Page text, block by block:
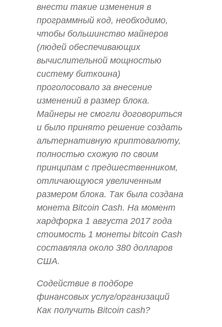
внести такие изменения в
программный код, необходимо,
чтобы большинство майнеров
(людей обеспечивающих
вычислительной мощностью
систему биткоина)
проголосовало за внесение
изменений в размер блока.
Майнеры не смогли договориться
и было принято решение создать
альтернативную криптовалюту,
полностью схожую по своим
принципам с предшественником,
отличающуюся увеличенным
размером блока. Так была создана
монета Bitcoin Cash. На момент
хардфорка 1 августа 2017 года
стоимость 1 монеты bitcoin Cash
составляла около 380 долларов
США.
Содействие в подборе
финансовых услуг/организаций
Как получить Bitcoin cash?